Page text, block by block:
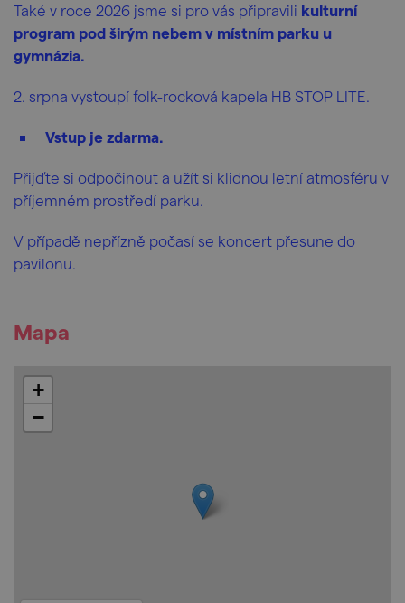
Také v roce 2026 jsme si pro vás připravili kulturní
program pod širým nebem v místním parku u
gymnázia.
2. srpna vystoupí folk-rocková kapela HB STOP LITE.
Vstup je zdarma.
Přijďte si odpočinout a užít si klidnou letní atmosféru v
příjemném prostředí parku.
V případě nepřízně počasí se koncert přesune do
pavilonu.
Mapa
+
−